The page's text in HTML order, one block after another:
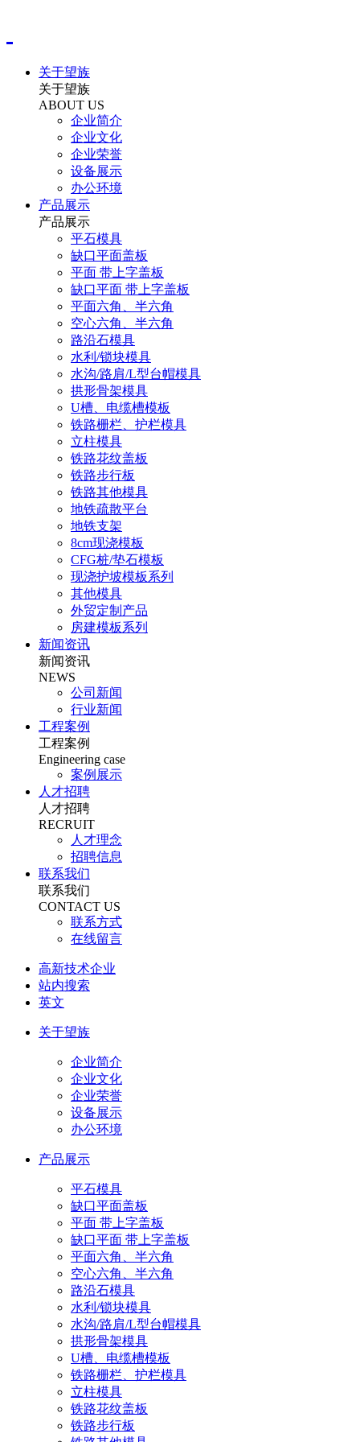
关于望族
关于望族
ABOUT US
企业简介
企业文化
企业荣誉
设备展示
办公环境
产品展示
产品展示
平石模具
缺口平面盖板
平面 带上字盖板
缺口平面 带上字盖板
平面六角、半六角
空心六角、半六角
路沿石模具
水利/锁块模具
水沟/路肩/L型台帽模具
拱形骨架模具
U槽、电缆槽模板
铁路栅栏、护栏模具
立柱模具
铁路花纹盖板
铁路步行板
铁路其他模具
地铁疏散平台
地铁支架
8cm现浇模板
CFG桩/垫石模板
现浇护坡模板系列
其他模具
外贸定制产品
房建模板系列
新闻资讯
新闻资讯
NEWS
公司新闻
行业新闻
工程案例
工程案例
Engineering case
案例展示
人才招聘
人才招聘
RECRUIT
人才理念
招聘信息
联系我们
联系我们
CONTACT US
联系方式
在线留言
高新技术企业
站内搜索
英文
关于望族
企业简介
企业文化
企业荣誉
设备展示
办公环境
产品展示
平石模具
缺口平面盖板
平面 带上字盖板
缺口平面 带上字盖板
平面六角、半六角
空心六角、半六角
路沿石模具
水利/锁块模具
水沟/路肩/L型台帽模具
拱形骨架模具
U槽、电缆槽模板
铁路栅栏、护栏模具
立柱模具
铁路花纹盖板
铁路步行板